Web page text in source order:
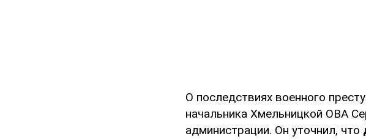
О последствиях военного
начальника Хмельницкой ОВА
администрации. Он уточнил, что